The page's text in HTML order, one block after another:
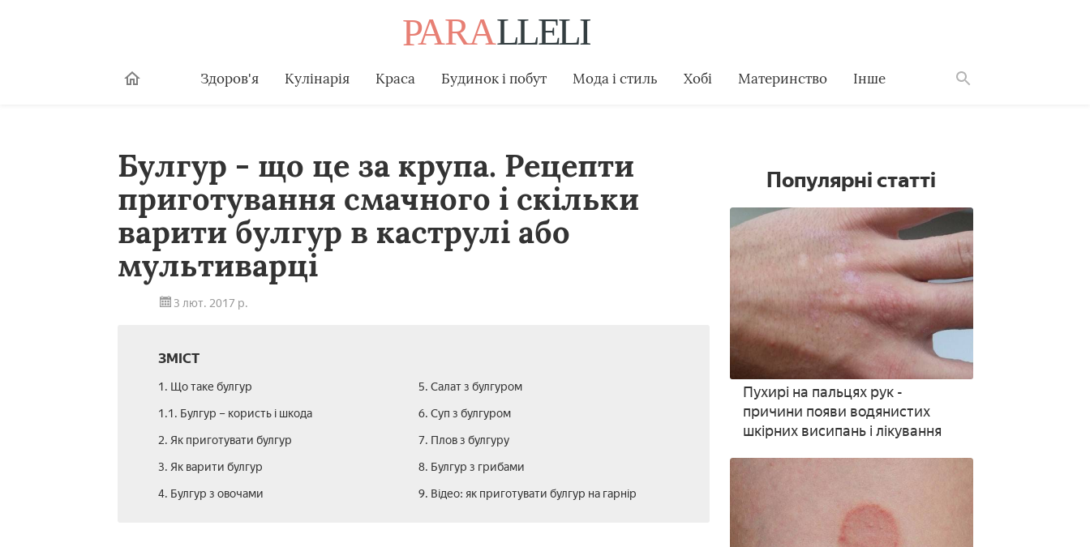
Здоров'я Кулінарія Краса Будинок і побут Мода і стиль Хобі Материнство Інше
Булгур - що це за крупа. Рецепти
приготування смачного і скільки
варити булгур в каструлі або
мультиварці
3 лют. 2017 р.
ЗМІСТ
1. Що таке булгур
1.1. Булгур – користь і шкода
2. Як приготувати булгур
3. Як варити булгур
4. Булгур з овочами
5. Салат з булгуром
6. Суп з булгуром
7. Плов з булгуру
8. Булгур з грибами
9. Відео: як приготувати булгур на гарнір
Популярні статті
Пухирі на пальцях рук -
причини появи водянистих
шкірних висипань і лікування